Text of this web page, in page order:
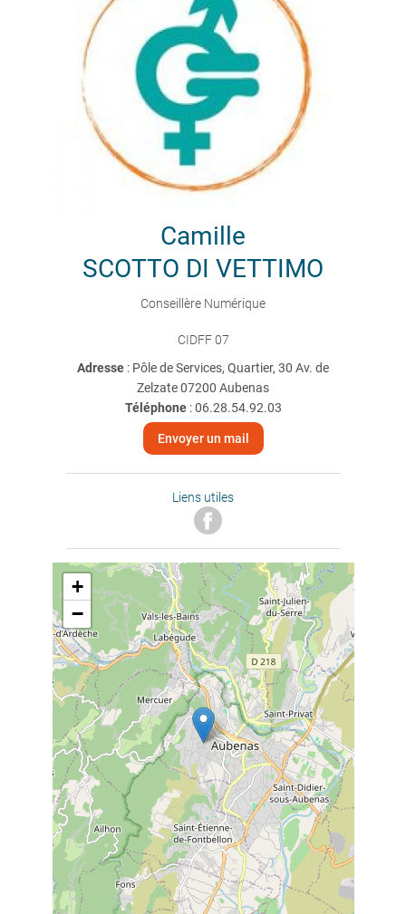
Camille
SCOTTO DI VETTIMO
Conseillère Numérique
CIDFF 07
Adresse : Pôle de Services, Quartier, 30 Av. de
Zelzate 07200 Aubenas
Téléphone:06.28.54.92.03
Envoyer un mail
Liens utiles
+
−